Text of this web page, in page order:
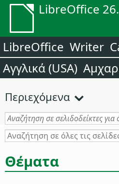
LibreOffice
LibreOffice Writer
Αγγλικά (USA)
Περιεχόμενα
Θέματα